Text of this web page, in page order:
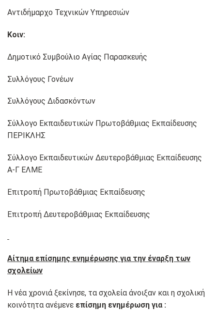
Αντιδήμαρχο Τεχνικών Υπηρεσιών
Κοιν:
Δημοτικό Συμβούλιο Αγίας Παρασκευής
Συλλόγους Γονέων
Συλλόγους Διδασκόντων
Σύλλογο Εκπαιδευτικών Πρωτοβάθμιας Εκπαίδευσης
ΠΕΡΙΚΛΗΣ
Σύλλογο Εκπαιδευτικών Δευτεροβάθμιας Εκπαίδευσης
Α-Γ ΕΛΜΕ
Επιτροπή Πρωτοβάθμιας Εκπαίδευσης
Επιτροπή Δευτεροβάθμιας Εκπαίδευσης
Αίτημα επίσημης ενημέρωσης για την έναρξη των
σχολείων
Η νέα χρονιά ξεκίνησε, τα σχολεία άνοιξαν και η σχολική
κοινότητα ανέμενε επίσημη ενημέρωση για :